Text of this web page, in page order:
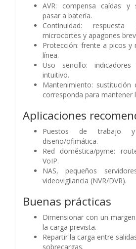
AVR: compensa caídas y
pasar a batería.
Continuidad: respuesta
microcortes y apagones
Protección: frente a picos y
línea.
Uso sencillo:
intuitivo.
Mantenimiento: sustitución
corresponda para mantener
Aplicaciones
Puestos de trabajo
diseño/ofimática.
Red doméstica/pyme:
VoIP.
NAS, pequeños
videovigilancia (NVR/DVR).
Buenas prácticas
Dimensionar con un
la carga prevista.
Repartir la carga entre
sobrecargas.